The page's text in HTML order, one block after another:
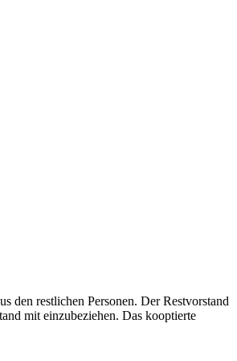
den restlichen Personen. Der Restvorstand
mit einzubeziehen. Das kooptierte